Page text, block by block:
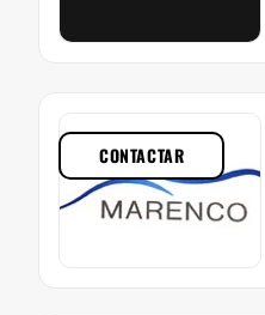
CONTACTAR